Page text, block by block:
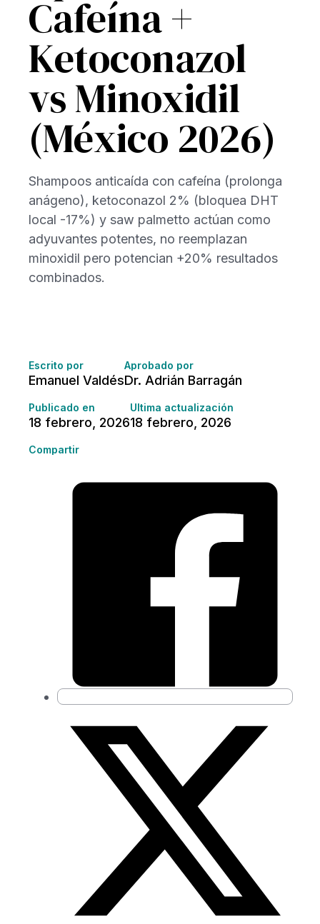
Cafeína +
Ketoconazol
vs Minoxidil
(México 2026)
Shampoos anticaída con cafeína (prolonga
anágeno), ketoconazol 2% (bloquea DHT
local -17%) y saw palmetto actúan como
adyuvantes potentes, no reemplazan
minoxidil pero potencian +20% resultados
combinados.
Escrito por
Emanuel Valdés
Aprobado por
Dr. Adrián Barragán
Publicado en
18 febrero, 2026
Última actualización
18 febrero, 2026
Compartir